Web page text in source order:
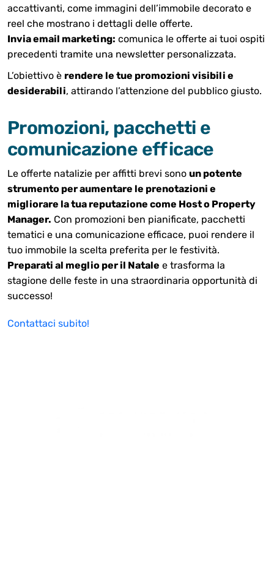
accattivanti, come immagini dell’immobile decorato e
reel che mostrano i dettagli delle offerte.
Invia email marketing: comunica le offerte ai tuoi ospiti
precedenti tramite una newsletter personalizzata.
L’obiettivo è rendere le tue promozioni visibili e
desiderabili, attirando l’attenzione del pubblico giusto.
Promozioni, pacchetti e
comunicazione efficace
Le offerte natalizie per affitti brevi sono un potente
strumento per aumentare le prenotazioni e
migliorare la tua reputazione come Host o Property
Manager. Con promozioni ben pianificate, pacchetti
tematici e una comunicazione efficace, puoi rendere il
tuo immobile la scelta preferita per le festività.
Preparati al meglio per il Natale e trasforma la
stagione delle feste in una straordinaria opportunità di
successo!
Contattaci subito!